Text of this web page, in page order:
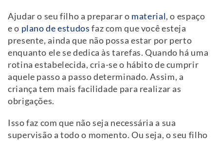
Ajudar o seu filho a preparar o material, o espaço
e o plano de estudos faz com que você esteja
presente, ainda que não possa estar por perto
enquanto ele se dedica às tarefas. Quando há uma
rotina estabelecida, cria-se o hábito de cumprir
aquele passo a passo determinado. Assim, a
criança tem mais facilidade para realizar as
obrigações.
Isso faz com que não seja necessária a sua
supervisão a todo o momento. Ou seja, o seu filho